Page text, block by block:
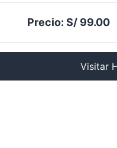
Precio: S/ 99.00
Visitar